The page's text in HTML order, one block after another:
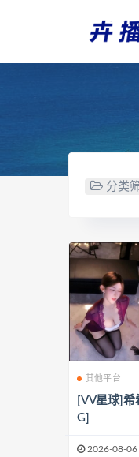
分类
其他平台
[VV星球]
G]
2026-08-06